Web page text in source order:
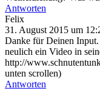
Antworten
Felix
31. August 2015 um
Danke für Deinen
neulich ein Video in
http://
unten scrollen)
Antworten